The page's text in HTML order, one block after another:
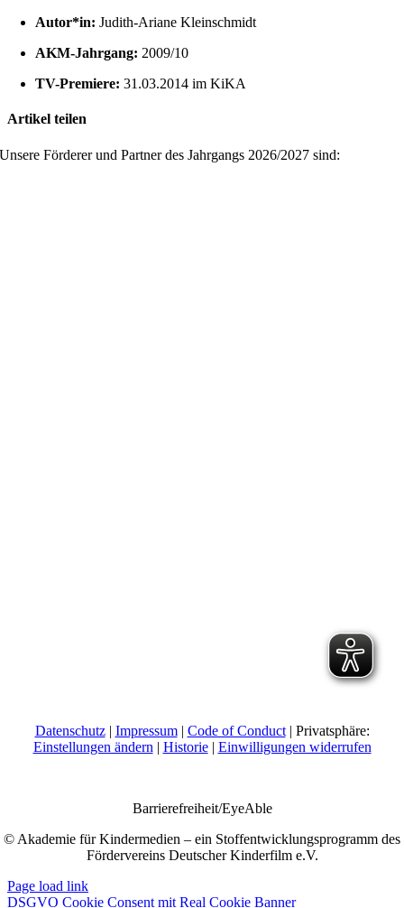
Autor*in: Judith-Ariane Kleinschmidt
AKM-Jahrgang: 2009/10
TV-Premiere: 31.03.2014 im KiKA
Artikel teilen
Facebook
X
Reddit
LinkedIn
WhatsApp
Pinterest
Vk
E-
Unsere Förderer und Partner des Jahrgangs 2026/2027 sind:
Datenschutz| Impressum| Code of Conduct| Privatsphäre:
Einstellungen ändern | Historie| Einwilligungen widerrufen
Barrierefreiheit/EyeAble
© Akademie für Kindermedien – ein Stoffentwicklungsprogramm des
Fördervereins Deutscher Kinderfilm e.V.
Page load link
DSGVO Cookie Consent mit Real Cookie Banner